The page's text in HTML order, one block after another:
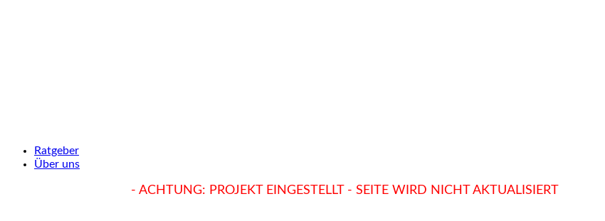
Ratgeber
Über uns
- ACHTUNG: PROJEKT EINGESTELLT - SEITE WIRD NICHT AKTUALISIERT